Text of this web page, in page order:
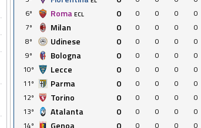
6º
Roma ECL 0 0 0 0
0
7º
Milan 0 0 0 0
0
8º
Udinese 0 0 0 0
0
9º
Bologna 0 0 0 0
0
10º
Lecce 0 0 0 0
0
11º
Parma 0 0 0 0
0
12º
Torino 0 0 0 0
0
13º
Atalanta 0 0 0 0
0
14º
Genoa 0 0 0 0 0